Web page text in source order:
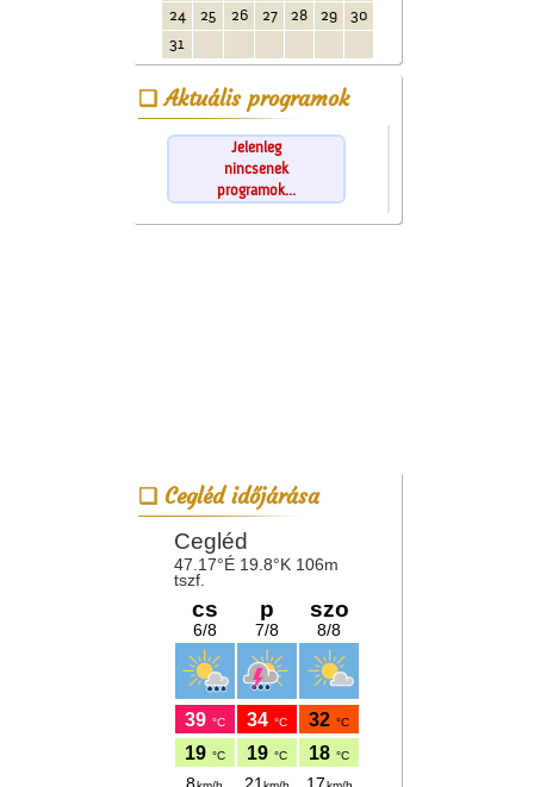
24
25 26 27 28 29
30
31
Aktuális programok
Jelenleg
nincsenek
programok...
Cegléd időjárása